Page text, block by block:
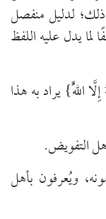
ذلك؛ لدليل منفصل
يدل عليه اللفظ
اللَّهُ} يراد به هذا
التفويض.
ويُعرفون بأهل